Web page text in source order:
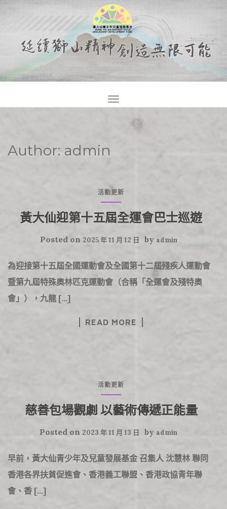
TOGGLE NAVIGATION
Author: admin
活動更新
黃大仙迎第十五屆全運會巴士巡遊
Posted on 2025 年 11 月 12 日 by admin
為迎接第十五屆全國運動會及全國第十二屆殘疾人運動會
暨第九屆特殊奧林匹克運動會（合稱「全運會及殘特奧
會」），九龍 […]
READ MORE
活動更新
慈善包場觀劇 以藝術傳遞正能量
Posted on 2023 年 11 月 13 日 by admin
早前，黃大仙青少年及兒童發展基金 召集人 沈慧林 聯同
香港各界扶貧促進會、香港義工聯盟、香港政協青年聯
會、香 […]